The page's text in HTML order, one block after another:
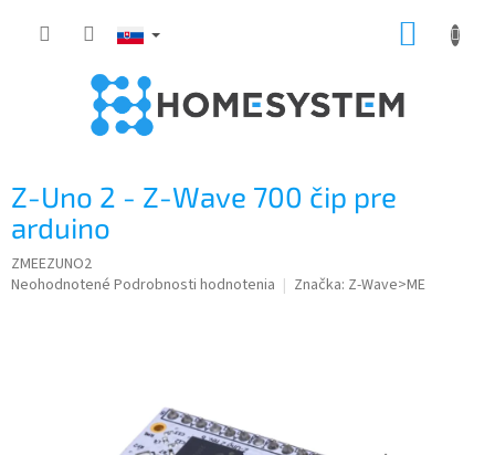
Z-Uno 2 - Z-Wave 700 čip pre
arduino
ZMEEZUNO2
Priemerné
Neohodnotené Podrobnosti hodnotenia Značka: Z-Wave>ME